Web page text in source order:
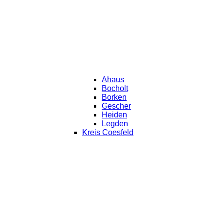
Ahaus
Bocholt
Borken
Gescher
Heiden
Legden
Kreis Coesfeld